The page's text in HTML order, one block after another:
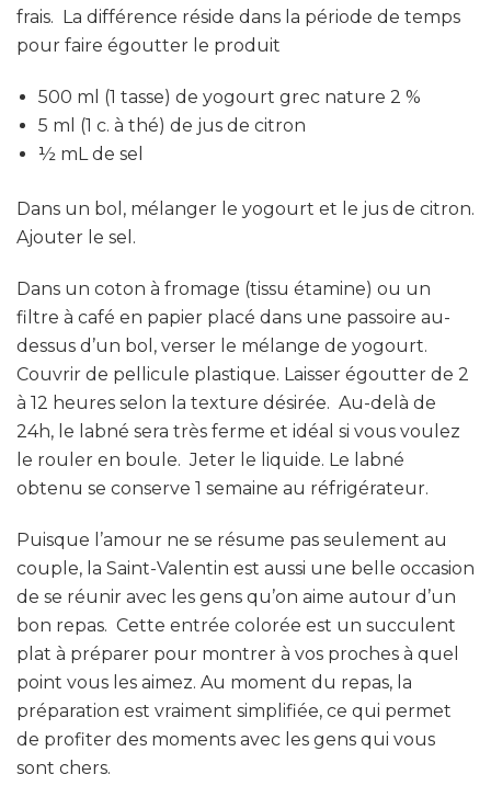
frais. La différence réside dans la période de temps
pour faire égoutter le produit
500 ml (1 tasse) de yogourt grec nature 2 %
5 ml (1 c. à thé) de jus de citron
½ mL de sel
Dans un bol, mélanger le yogourt et le jus de citron.
Ajouter le sel.
Dans un coton à fromage (tissu étamine) ou un
filtre à café en papier placé dans une passoire au-
dessus d’un bol, verser le mélange de yogourt.
Couvrir de pellicule plastique. Laisser égoutter de 2
à 12 heures selon la texture désirée. Au-delà de
24h, le labné sera très ferme et idéal si vous voulez
le rouler en boule. Jeter le liquide. Le labné
obtenu se conserve 1 semaine au réfrigérateur.
Puisque l’amour ne se résume pas seulement au
couple, la Saint-Valentin est aussi une belle occasion
de se réunir avec les gens qu’on aime autour d’un
bon repas. Cette entrée colorée est un succulent
plat à préparer pour montrer à vos proches à quel
point vous les aimez. Au moment du repas, la
préparation est vraiment simplifiée, ce qui permet
de profiter des moments avec les gens qui vous
sont chers.